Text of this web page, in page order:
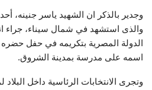
وجدير بالذكر ان الشهيد ياسر جنينه،
والذى استشهد في شمال سيناء، جراء
الدولة المصرية بتكريمه في حفل
اسمه على مدرسة بمدينة الشروق.
وتجرى الانتخابات الرئاسية داخل البلاد